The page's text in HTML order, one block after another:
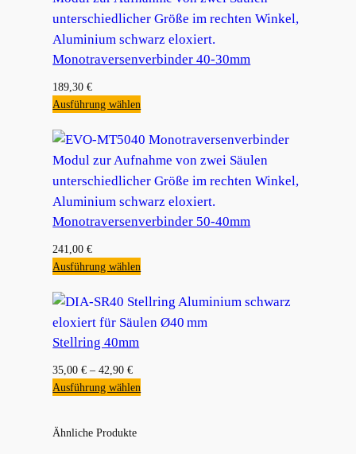
Monotraversenverbinder 40-30mm
189,30€
Ausführung wählen
Monotraversenverbinder 50-40mm
241,00€
Ausführung wählen
Stellring 40mm
35,00€ –42,90€
Ausführung wählen
Ähnliche Produkte